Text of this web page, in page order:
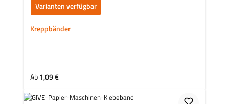
Varianten verfügbar
Kreppbänder
Regulärer Preis:
Ab1,09 €